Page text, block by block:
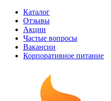
Каталог
Отзывы
Акции
Частые вопросы
Вакансии
Корпоративное питание